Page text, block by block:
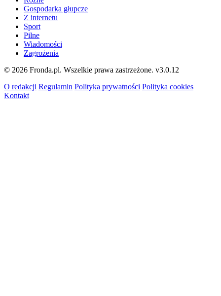
Gospodarka głupcze
Z internetu
Sport
Pilne
Wiadomości
Zagrożenia
© 2026 Fronda.pl. Wszelkie prawa zastrzeżone. v3.0.12
O redakcji Regulamin Polityka prywatności Polityka cookies
Kontakt